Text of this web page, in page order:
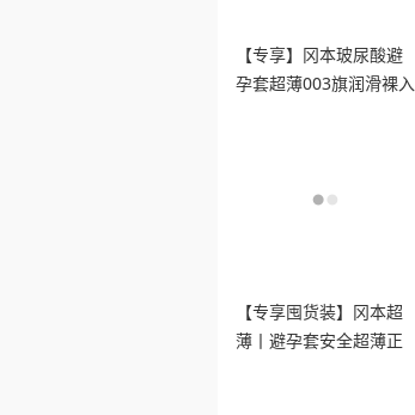
【专享】冈本玻尿酸避
孕套超薄003旗润滑裸入
【专享囤货装】冈本超
薄丨避孕套安全超薄正